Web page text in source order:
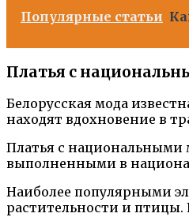
Популярные статьи
Платья с
Белорусская мода
находят вдохновение в
Платья с национальными
выполненными в
Наиболее популярными
растительности и птицы.